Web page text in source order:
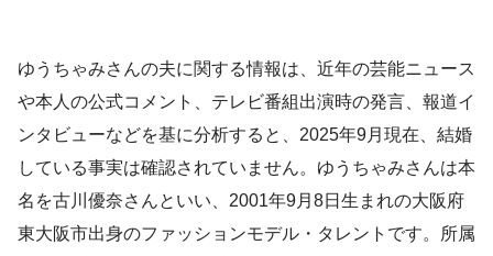
ゆうちゃみさんの夫に関する情報は、近年の芸能ニュース
や本人の公式コメント、テレビ番組出演時の発言、報道イ
ンタビューなどを基に分析すると、2025年9月現在、結婚
している事実は確認されていません。ゆうちゃみさんは本
名を古川優奈さんといい、2001年9月8日生まれの大阪府
東大阪市出身のファッションモデル・タレントです。所属